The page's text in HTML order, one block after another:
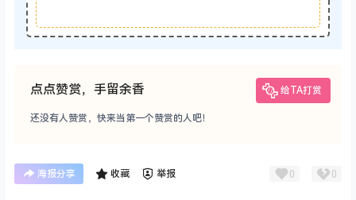
点点赞赏，手留余香 给TA打赏
还没有人赞赏，快来当第一个赞赏的人吧！
海报分享 收藏 举报 0 0